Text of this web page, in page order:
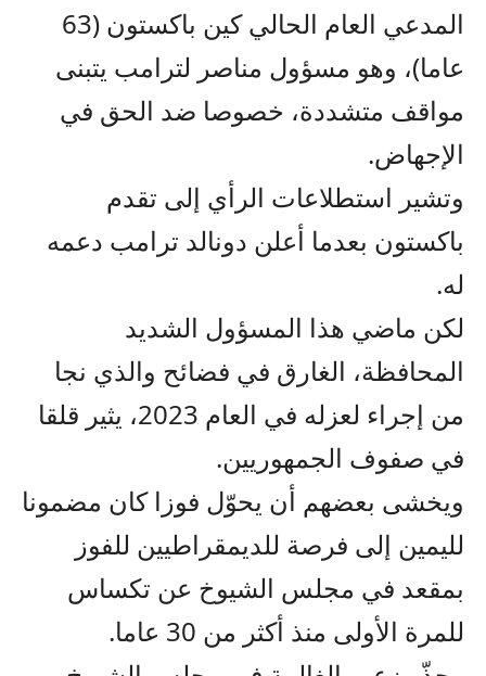
المدعي العام الحالي كين باكستون (63
عاما)، وهو مسؤول مناصر لترامب يتبنى
مواقف متشددة، خصوصا ضد الحق في
الإجهاض.
وتشير استطلاعات الرأي إلى تقدم
باكستون بعدما أعلن دونالد ترامب دعمه
له.
لكن ماضي هذا المسؤول الشديد
المحافظة، الغارق في فضائح والذي نجا
من إجراء لعزله في العام 2023، يثير قلقا
في صفوف الجمهوريين.
ويخشى بعضهم أن يحوّل فوزا كان مضمونا
لليمين إلى فرصة للديمقراطيين للفوز
بمقعد في مجلس الشيوخ عن تكساس
للمرة الأولى منذ أكثر من 30 عاما.